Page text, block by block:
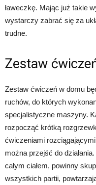
ławeczkę. Mając już takie
wystarczy zabrać się za
trudne.
Zestaw
Zestaw ćwiczeń w domu
ruchów, do których
specjalistyczne maszyny.
rozpocząć krótką
ćwiczeniami
można przejść do
całym ciałem, powinny
wszystkich partii,